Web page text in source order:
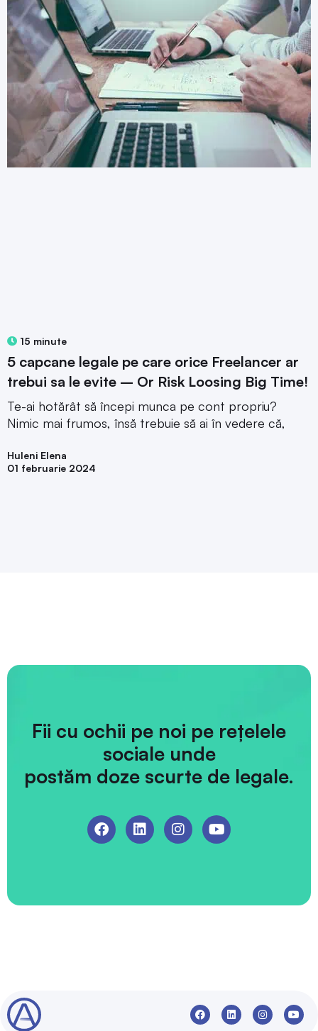
15 minute
5 capcane legale pe care orice Freelancer ar
trebui sa le evite – Or Risk Loosing Big Time!
Te-ai hotărât să începi munca pe cont propriu?
Nimic mai frumos, însă trebuie să ai în vedere că,
Huleni Elena
01 februarie 2024
Fii cu ochii pe noi pe rețelele
sociale unde
postăm doze scurte de legale.